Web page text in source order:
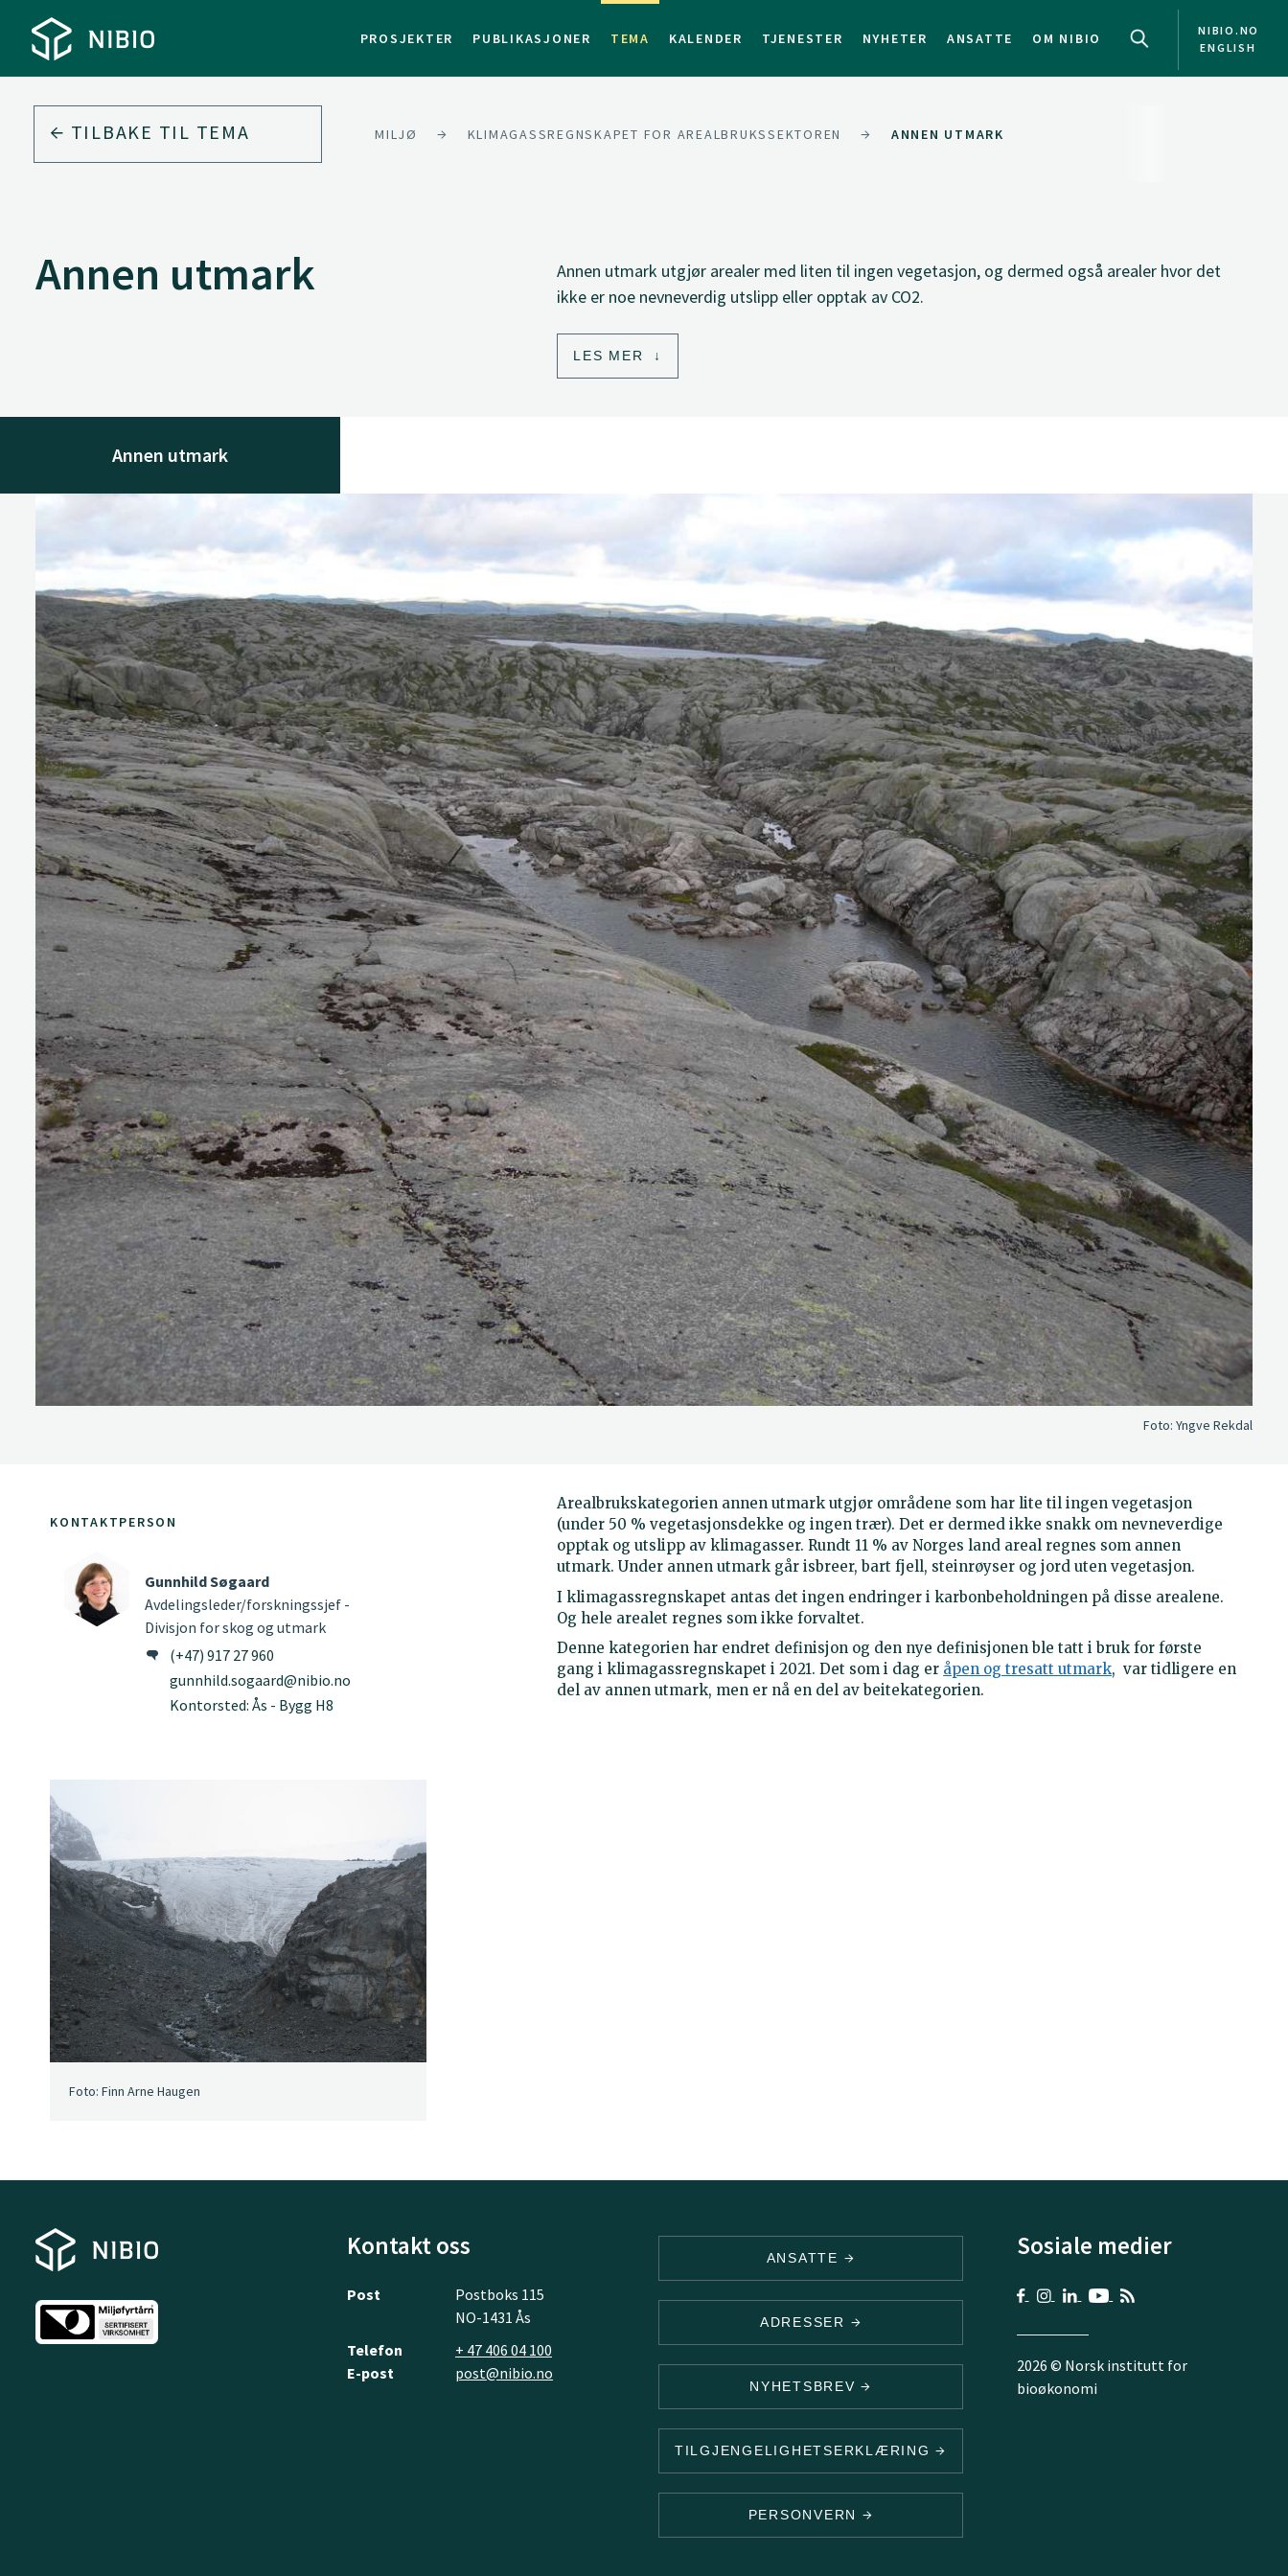
PROSJEKTER PUBLIKASJONER TEMA KALENDER TJENESTER NYHETER ANSATTE OM NIBIO
NIBIO.NO
ENGLISH
TILBAKE TIL TEMA MILJØ KLIMAGASSREGNSKAPET FOR AREALBRUKSSEKTOREN ANNEN UTMARK
Annen utmark
Annen utmark utgjør arealer med liten til ingen vegetasjon, og dermed også arealer hvor det
ikke er noe nevneverdig utslipp eller opptak av CO2.
LES MER
Annen utmark
Foto: Yngve Rekdal
KONTAKTPERSON
Gunnhild Søgaard
Avdelingsleder/forskningssjef -
Divisjon for skog og utmark
(+47) 917 27 960
gunnhild.sogaard@nibio.no
Kontorsted: Ås - Bygg H8
Foto: Finn Arne Haugen
Arealbrukskategorien annen utmark utgjør områdene som har lite til ingen vegetasjon
(under 50 % vegetasjonsdekke og ingen trær). Det er dermed ikke snakk om nevneverdige
opptak og utslipp av klimagasser. Rundt 11 % av Norges land areal regnes som annen
utmark. Under annen utmark går isbreer, bart fjell, steinrøyser og jord uten vegetasjon.
I klimagassregnskapet antas det ingen endringer i karbonbeholdningen på disse arealene.
Og hele arealet regnes som ikke forvaltet.
Denne kategorien har endret definisjon og den nye definisjonen ble tatt i bruk for første
gang i klimagassregnskapet i 2021. Det som i dag er åpen og tresatt utmark, var tidligere en
del av annen utmark, men er nå en del av beitekategorien.
Kontakt oss
Post
Postboks 115
NO-1431 Ås
Telefon
+ 47 406 04 100
E-post
post@nibio.no
ANSATTE
ADRESSER
NYHETSBREV
TILGJENGELIGHETSERKLÆRING
PERSONVERN
Sosiale medier
2026 © Norsk institutt for
bioøkonomi